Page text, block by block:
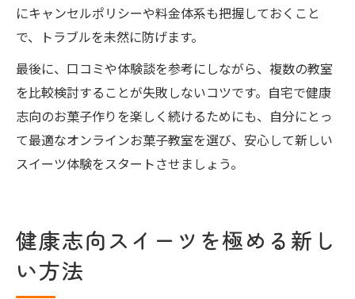
にキャンセルポリシーや料金体系も把握しておくこと
で、トラブルを未然に防げます。
最後に、口コミや体験談を参考にしながら、複数の教室
を比較検討することが失敗しないコツです。自宅で健康
志向のお菓子作りを楽しく続けるためにも、自分にとっ
て最適なオンラインお菓子教室を選び、安心して新しい
スイーツ体験をスタートさせましょう。
健康志向スイーツを極める新し
い方法